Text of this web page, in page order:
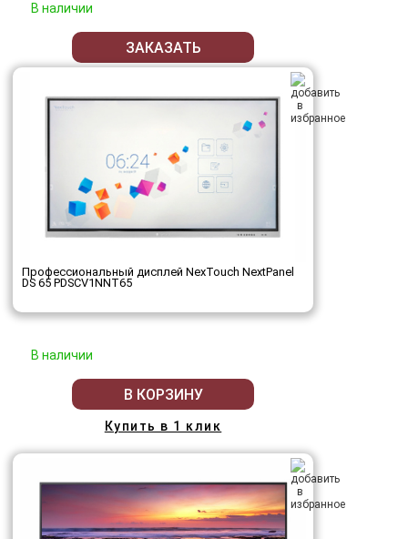
В наличии
ЗАКАЗАТЬ
Профессиональный дисплей NexTouch NextPanel
DS 65 PDSCV1NNT65
В наличии
В КОРЗИНУ
Купить в 1 клик